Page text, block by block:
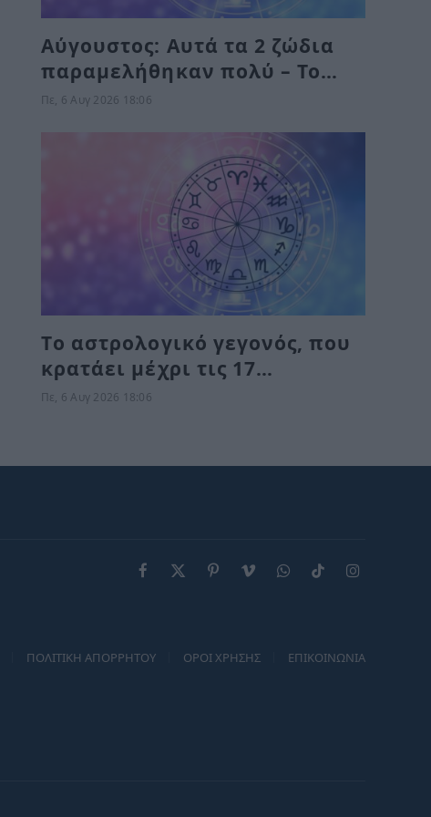
Αύγουστος: Αυτά τα 2 ζώδια
παραμελήθηκαν πολύ – Το
Σύμπαν τους δίνει τύχη το
Πε, 6 Αυγ 2026 18:06
Tο αστρολογικό γεγονός, που
κρατάει μέχρι τις 17
Σεπτεμβρίου και δοκιμάζει
πληγές
Πε, 6 Αυγ 2026 18:06
Facebook
X
PinterestVimeoWhatsAppTikTokInstagram
ΠΟΛΙΤΙΚΗ ΑΠΟΡΡΗΤΟΥ ΟΡΟΙ ΧΡΗΣΗΣ ΕΠΙΚΟΙΝΩΝΙΑ